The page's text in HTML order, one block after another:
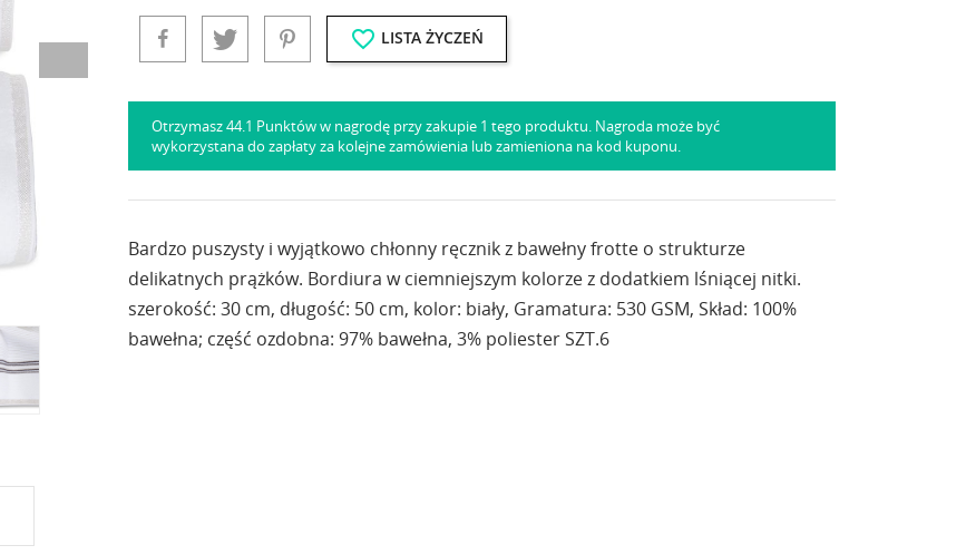
favorite_border LISTA ŻYCZEŃ
Otrzymasz 44.1 Punktów w nagrodę przy zakupie 1 tego produktu. Nagroda może być
wykorzystana do zapłaty za kolejne zamówienia lub zamieniona na kod kuponu.
Bardzo puszysty i wyjątkowo chłonny ręcznik z bawełny frotte o strukturze
delikatnych prążków. Bordiura w ciemniejszym kolorze z dodatkiem lśniącej nitki.
szerokość: 30 cm, długość: 50 cm, kolor: biały, Gramatura: 530 GSM, Skład: 100%
bawełna; część ozdobna: 97% bawełna, 3% poliester SZT.6